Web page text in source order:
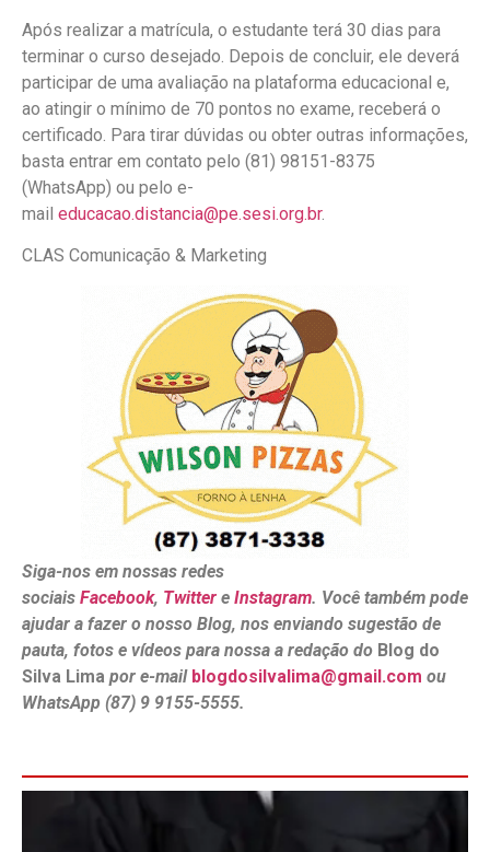
Após realizar a matrícula, o estudante terá 30 dias para
terminar o curso desejado. Depois de concluir, ele deverá
participar de uma avaliação na plataforma educacional e,
ao atingir o mínimo de 70 pontos no exame, receberá o
certificado. Para tirar dúvidas ou obter outras informações,
basta entrar em contato pelo (81) 98151-8375
(WhatsApp) ou pelo e-
mail educacao.distancia@pe.sesi.org.br.
CLAS Comunicação & Marketing
Siga-nos em nossas redes
sociais Facebook, Twitter e Instagram. Você também pode
ajudar a fazer o nosso Blog, nos enviando sugestão de
pauta, fotos e vídeos para nossa a redação do Blog do
Silva Lima por e-mail blogdosilvalima@gmail.com ou
WhatsApp (87) 9 9155-5555.